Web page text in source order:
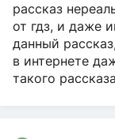
рассказ
от гдз, и даже
данный
в интернете
такого